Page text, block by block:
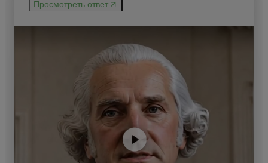
Просмотреть ответ